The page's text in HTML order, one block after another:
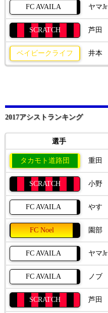
FC AVAILA ヤマJr
SCRATCH 芦田
ベイビークライフ 井本
2017アシストランキング
選手
タカモト道路団 重田
SCRATCH 小野
FC AVAILA やす
FC Noel 園部
FC AVAILA ヤマJr
FC AVAILA ノブ
SCRATCH 芦田